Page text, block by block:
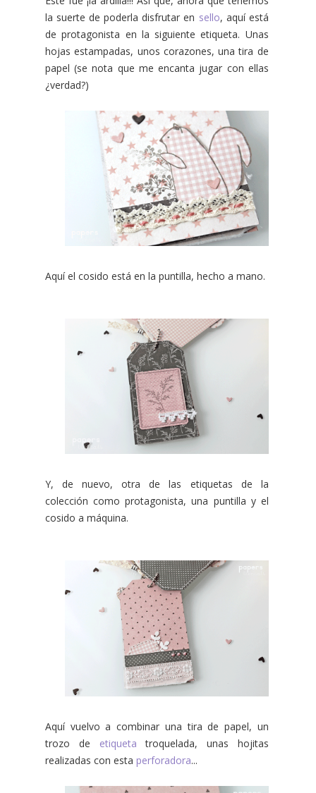
la suerte de poderla disfrutar en sello, aquí está
de protagonista en la siguiente etiqueta. Unas
hojas estampadas, unos corazones, una tira de
papel (se nota que me encanta jugar con ellas
¿verdad?)
Aquí el cosido está en la puntilla, hecho a mano.
Y, de nuevo, otra de las etiquetas de la
colección como protagonista, una puntilla y el
cosido a máquina.
Aquí vuelvo a combinar una tira de papel, un
trozo de etiqueta troquelada, unas hojitas
realizadas con esta perforadora...